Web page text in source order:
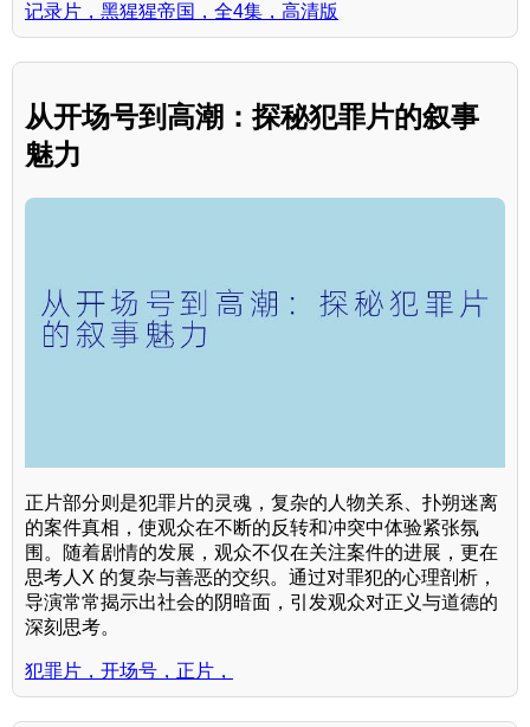
记录片，黑猩猩帝国，全4集，高清版
从开场号到高潮：探秘犯罪片的叙事
魅力
正片部分则是犯罪片的灵魂，复杂的人物关系、扑朔迷离
的案件真相，使观众在不断的反转和冲突中体验紧张氛
围。随着剧情的发展，观众不仅在关注案件的进展，更在
思考人X 的复杂与善恶的交织。通过对罪犯的心理剖析，
导演常常揭示出社会的阴暗面，引发观众对正义与道德的
深刻思考。
犯罪片，开场号，正片，